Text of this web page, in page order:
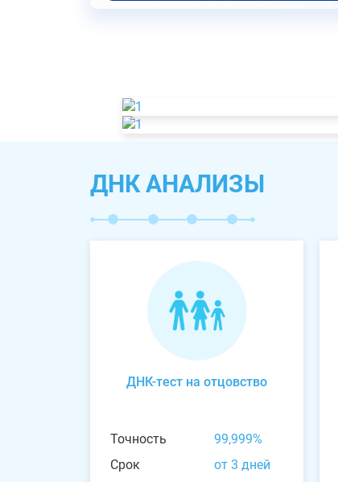
ДНК АНАЛИЗЫ
ДНК-тест на отцовство
Точность
99,999%
Срок
от 3 дней